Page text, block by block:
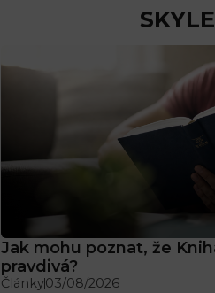
Jak mohu poznat, že
pravdivá?
Články03/08/2026